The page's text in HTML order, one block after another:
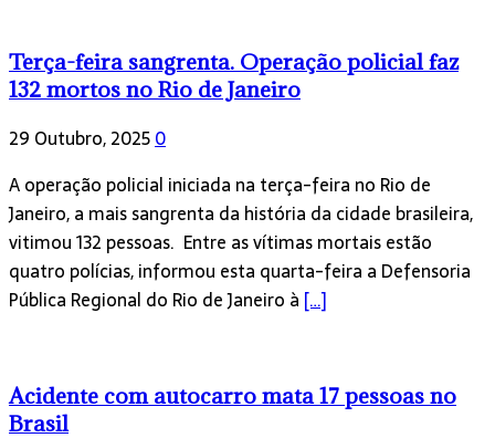
Terça-feira sangrenta. Operação policial faz
132 mortos no Rio de Janeiro
29 Outubro, 20250
A operação policial iniciada na terça-feira no Rio de
Janeiro, a mais sangrenta da história da cidade brasileira,
vitimou 132 pessoas. Entre as vítimas mortais estão
quatro polícias, informou esta quarta-feira a Defensoria
Pública Regional do Rio de Janeiro à […]
Acidente com autocarro mata 17 pessoas no
Brasil